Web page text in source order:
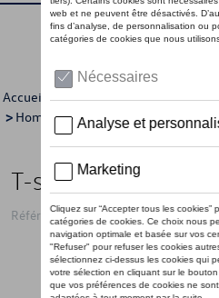
Accueil >Pour vous >GTI Collection
> Hommes > Détail
T-shirt VW GTI,
Référence: 3A5084200D 54W